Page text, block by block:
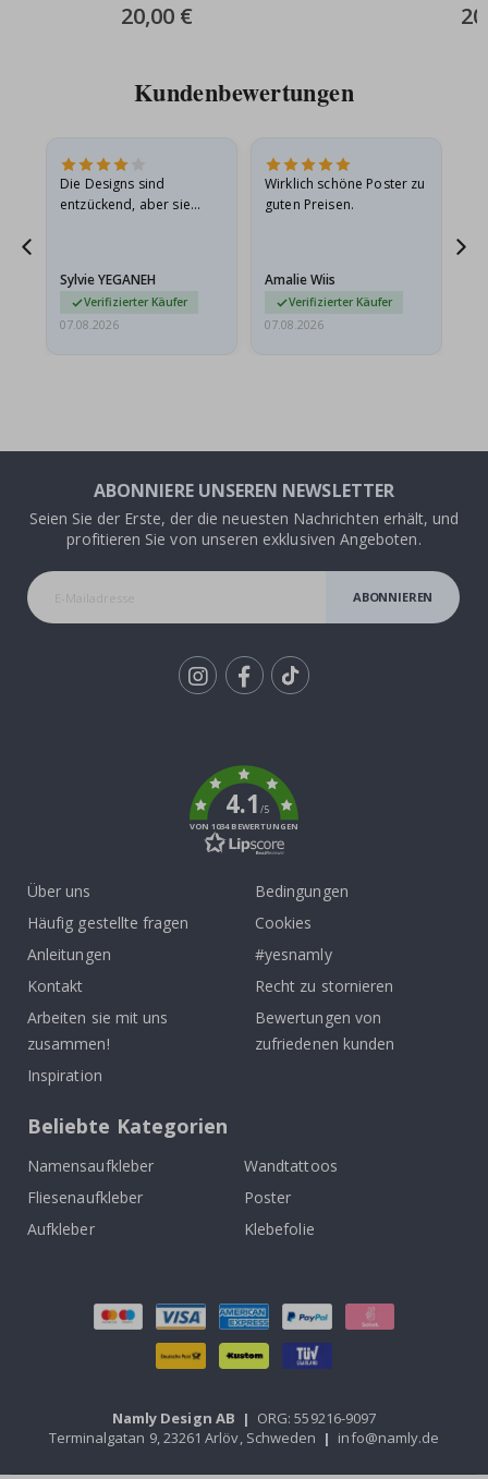
Special
Price
20,00 €
Kundenbewertungen
Die Designs sind
entzückend, aber sie
sie…
Sylvie YEGANEH
Verifizierter Käufer
07.08.2026
Wirklich schöne Poster zu
guten Preisen.
Amalie Wiis
Verifizierter Käufer
07.08.2026
ABONNIERE UNSEREN NEWSLETTER
Seien Sie der Erste, der die neuesten Nachrichten erhält, und
profitieren Sie von unseren exklusiven Angeboten.
ABONNIEREN
4.1/5
VON 1034 BEWERTUNGEN
Über uns
Häufig gestellte fragen
Anleitungen
Kontakt
Arbeiten sie mit uns
zusammen!
Inspiration
Bedingungen
Cookies
#yesnamly
Recht zu stornieren
Bewertungen von
zufriedenen kunden
Beliebte Kategorien
Namensaufkleber
Wandtattoos
Fliesenaufkleber
Poster
Aufkleber
Klebefolie
Namly Design AB | ORG: 559216-9097
Terminalgatan 9, 23261 Arlöv, Schweden | info@namly.de